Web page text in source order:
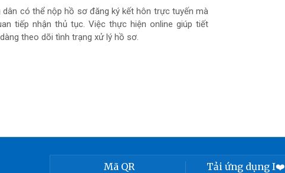
có thể nộp hồ sơ đăng ký kết hôn trực tuyến mà
tiếp nhận thủ tục. Việc thực hiện online giúp tiết
theo dõi tình trạng xử lý hồ sơ.
Mã QR
Tải ứng dụng I❤️